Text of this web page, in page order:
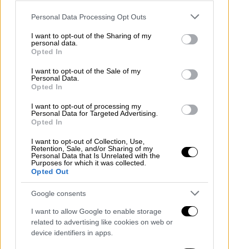
Please note that this website/app uses one or more Google
not limited to your visit or usage behaviour. You may click to
grant or deny consent to Google and its third-party tags to
use your data for below specified purposes in below Google
consent section.
Personal Data Processing Opt Outs
I want to opt-out of the Sharing of my
personal data.
Opted In
I want to opt-out of the Sale of my
Personal Data.
Opted In
I want to opt-out of processing my
Personal Data for Targeted Advertising.
Opted In
I want to opt-out of Collection, Use,
Retention, Sale, and/or Sharing of my
Personal Data that Is Unrelated with the
Purposes for which it was collected.
Opted Out
Google consents
I want to allow Google to enable storage
related to advertising like cookies on web or
device identifiers in apps.
μια εφάπαξ ενίσχυση των κομμάτων τους,
εάν αυτό χρειαστεί. Δεν μπορεί όμως τα
κόμματα, να ισχυρίζονται ότι είναι
θέλουν και την πίττα αφάγωτη και τον σκύλο
χορτάτο. Δεν μπορεί, ο λαός, τον οποίο τόσο
συχνά επικαλούνται, και μάλιστα με
μεγαλοστομίες συμπαράστασης, (και για τον
οποίο είναι σε μέγιστο βαθμό υπεύθυνοι), να
υφίσταται τα πάνδεινα, αλλά τα ίδια να μη
θέλουν να χάσουν τίποτε από όσα μπορούν
να κερδίσουν προς όφελός τους.
Είναι πιθανό, ορισμένοι, για να
υπονομεύσουν την πρόταση, να πουν ότι
πρόκειται για «λαϊκισμό». Αν είναι έτσι, τότε
όμως ποια «συνεννόηση και ομοψυχία του